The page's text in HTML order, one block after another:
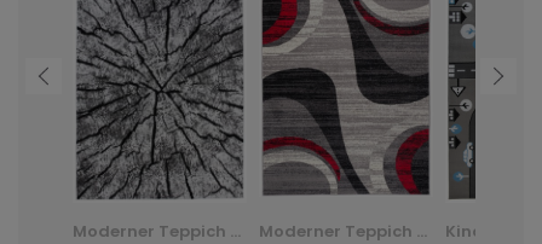
Moderner Teppich Q710A Luxury Pp Esm - weiß, biały Moderner Teppich F844B Cheap Pp Crm - grau, szary